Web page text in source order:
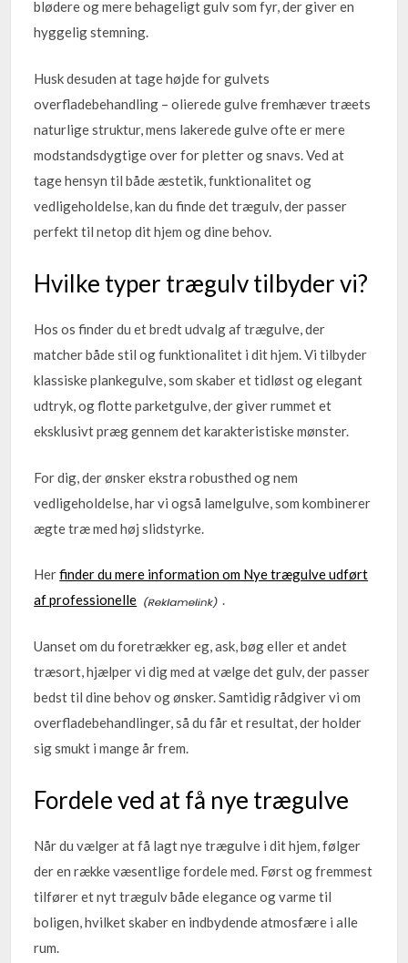
blødere og mere behageligt gulv som fyr, der giver en
hyggelig stemning.
Husk desuden at tage højde for gulvets
overfladebehandling – olierede gulve fremhæver træets
naturlige struktur, mens lakerede gulve ofte er mere
modstandsdygtige over for pletter og snavs. Ved at
tage hensyn til både æstetik, funktionalitet og
vedligeholdelse, kan du finde det trægulv, der passer
perfekt til netop dit hjem og dine behov.
Hvilke typer trægulv tilbyder vi?
Hos os finder du et bredt udvalg af trægulve, der
matcher både stil og funktionalitet i dit hjem. Vi tilbyder
klassiske plankegulve, som skaber et tidløst og elegant
udtryk, og flotte parketgulve, der giver rummet et
eksklusivt præg gennem det karakteristiske mønster.
For dig, der ønsker ekstra robusthed og nem
vedligeholdelse, har vi også lamelgulve, som kombinerer
ægte træ med høj slidstyrke.
Herfinder du mere information om Nye trægulve udført
af professionelle
.
Uanset om du foretrækker eg, ask, bøg eller et andet
træsort, hjælper vi dig med at vælge det gulv, der passer
bedst til dine behov og ønsker. Samtidig rådgiver vi om
overfladebehandlinger, så du får et resultat, der holder
sig smukt i mange år frem.
Fordele ved at få nye trægulve
Når du vælger at få lagt nye trægulve i dit hjem, følger
der en række væsentlige fordele med. Først og fremmest
tilfører et nyt trægulv både elegance og varme til
boligen, hvilket skaber en indbydende atmosfære i alle
rum.